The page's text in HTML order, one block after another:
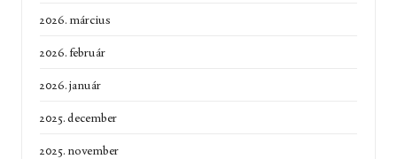
2026. március
2026. február
2026. január
2025. december
2025. november